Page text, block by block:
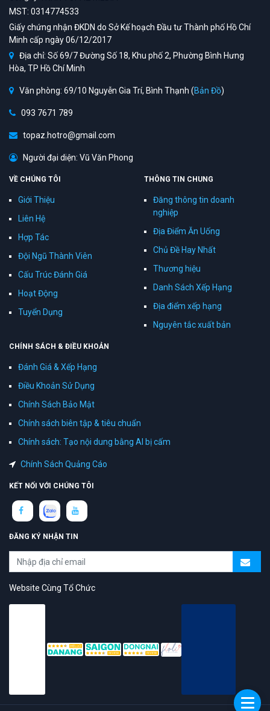
MST: 0314774533
Giấy chứng nhận ĐKDN do Sở Kế hoạch Đầu tư Thành phố Hồ Chí
Minh cấp ngày 06/12/2017
Địa chỉ: Số 69/7 Đường Số 18, Khu phố 2, Phường Bình Hưng
Hòa, TP Hồ Chí Minh
Văn phòng: 69/10 Nguyễn Gia Trí, Bình Thạnh (Bản Đồ)
093 7671 789
topaz.hotro@gmail.com
Người đại diện: Vũ Văn Phong
VỀ CHÚNG TÔI
Giới Thiệu
Liên Hệ
Hợp Tác
Đội Ngũ Thành Viên
Cấu Trúc Đánh Giá
Hoạt Động
Tuyển Dụng
THÔNG TIN CHUNG
Đăng thông tin doanh
nghiệp
Địa Điểm Ăn Uống
Chủ Đề Hay Nhất
Thương hiệu
Danh Sách Xếp Hạng
Địa điểm xếp hạng
Nguyên tắc xuất bản
CHÍNH SÁCH & ĐIỀU KHOẢN
Đánh Giá & Xếp Hạng
Điều Khoản Sử Dụng
Chính Sách Bảo Mật
Chính sách biên tập & tiêu chuẩn
Chính sách: Tạo nội dung bằng AI bị cấm
Chính Sách Quảng Cáo
KẾT NỐI VỚI CHÚNG TÔI
ĐĂNG KÝ NHẬN TIN
Website Cùng Tổ Chức
topAZ Review vinh dự được người dùng bình chọn là nền tảng có
trải nghiệm tốt & chất lượng